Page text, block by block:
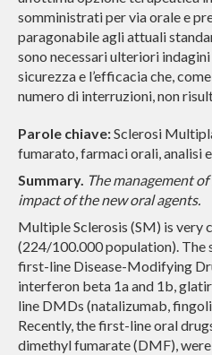
somministrati per via orale e
paragonabile agli attuali
sono necessari ulteriori
sicurezza e l’efficacia che,
numero di interruzioni, non
Parole chiave:Sclerosi
fumarato, farmaci orali, analisi
Summary. The management
impact of the new oral agents.
Multiple Sclerosis (SM) is very
(224/100.000 population). The
first-line Disease-Modifying
interferon beta 1a and 1b,
line DMDs (natalizumab,
Recently, the first-line oral
dimethyl fumarate (DMF),